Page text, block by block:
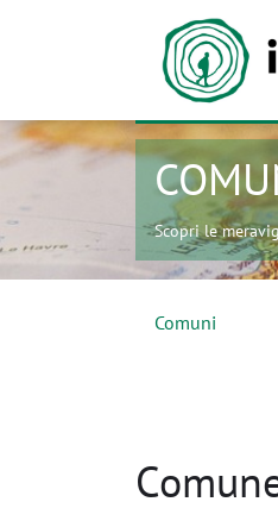
Scopri le
Comuni